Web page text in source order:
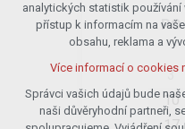
PO
3
10
17
udržení kontextu
případná přihlášení,
Volitelná cookies
analytická pro
vyhodnocení
marketingová cookies
analytických statistik
přístup k informacím na
obsahu, reklama a
Více informací o cookies
Správci vašich údajů bude
naši důvěryhodní partneři,